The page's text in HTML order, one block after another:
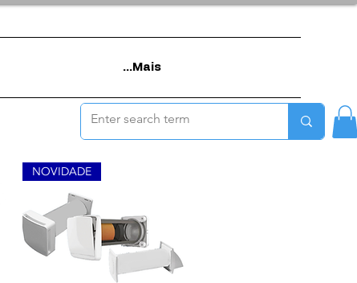
Mais...
NOVIDADE